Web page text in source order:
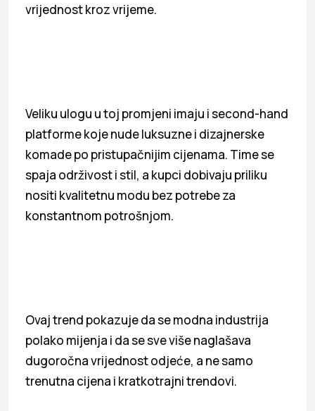
vrijednost kroz vrijeme.
Veliku ulogu u toj promjeni imaju i second-hand
platforme koje nude luksuzne i dizajnerske
komade po pristupačnijim cijenama. Time se
spaja održivost i stil, a kupci dobivaju priliku
nositi kvalitetnu modu bez potrebe za
konstantnom potrošnjom.
Ovaj trend pokazuje da se modna industrija
polako mijenja i da se sve više naglašava
dugoročna vrijednost odjeće, a ne samo
trenutna cijena i kratkotrajni trendovi.